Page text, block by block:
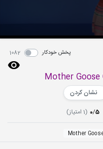
پخش خودکار 1082
نشان کردن
0/5
(
1 امتیاز)
Mother